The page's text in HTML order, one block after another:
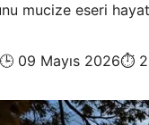
mucize eseri
09 Mayıs 2026⏱️